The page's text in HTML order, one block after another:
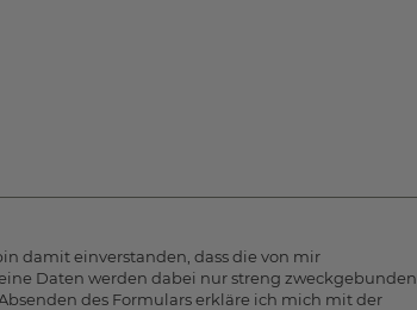
damit einverstanden, dass die von mir
Daten werden dabei nur streng zweckgebunden
des Formulars erkläre ich mich mit der